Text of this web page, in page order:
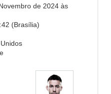
de 2024 às
(Brasília)